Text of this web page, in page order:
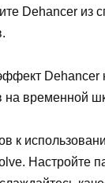
Dehancer из
Dehancer
на временной
к
Настройте